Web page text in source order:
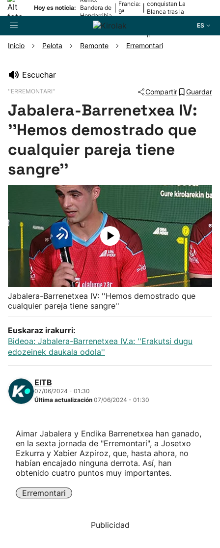
Hoy es noticia:
Bandera de
Hondarribia
Francia:
9ª
conquistan La
Blanca tras la
II
ES
Pelota
Remo
Baloncesto
Herri-kirolak
Balonmano
Kirolak 360
Atletismo
Carreras de montaña
"Helmuga"
Inicio Pelota Remonte Erremontari
Escuchar
''ERREMONTARI'' Compartir Guardar
Jabalera-Barrenetxea IV:
''Hemos demostrado que
cualquier pareja tiene
sangre''
Jabalera-Barrenetxea IV: ''Hemos demostrado que
cualquier pareja tiene sangre''
Euskaraz irakurri:
Bideoa: Jabalera-Barrenetxea IV.a: ''Erakutsi dugu
edozeinek daukala odola''
EITB
07/06/2024 - 01:30
Última actualización 07/06/2024 - 01:30
Aimar Jabalera y Endika Barrenetxea han ganado,
en la sexta jornada de "Erremontari", a Josetxo
Ezkurra y Xabier Azpiroz, que, hasta ahora, no
habían encajado ninguna derrota. Así, han
obtenido cuatro puntos muy importantes.
Erremontari
Publicidad